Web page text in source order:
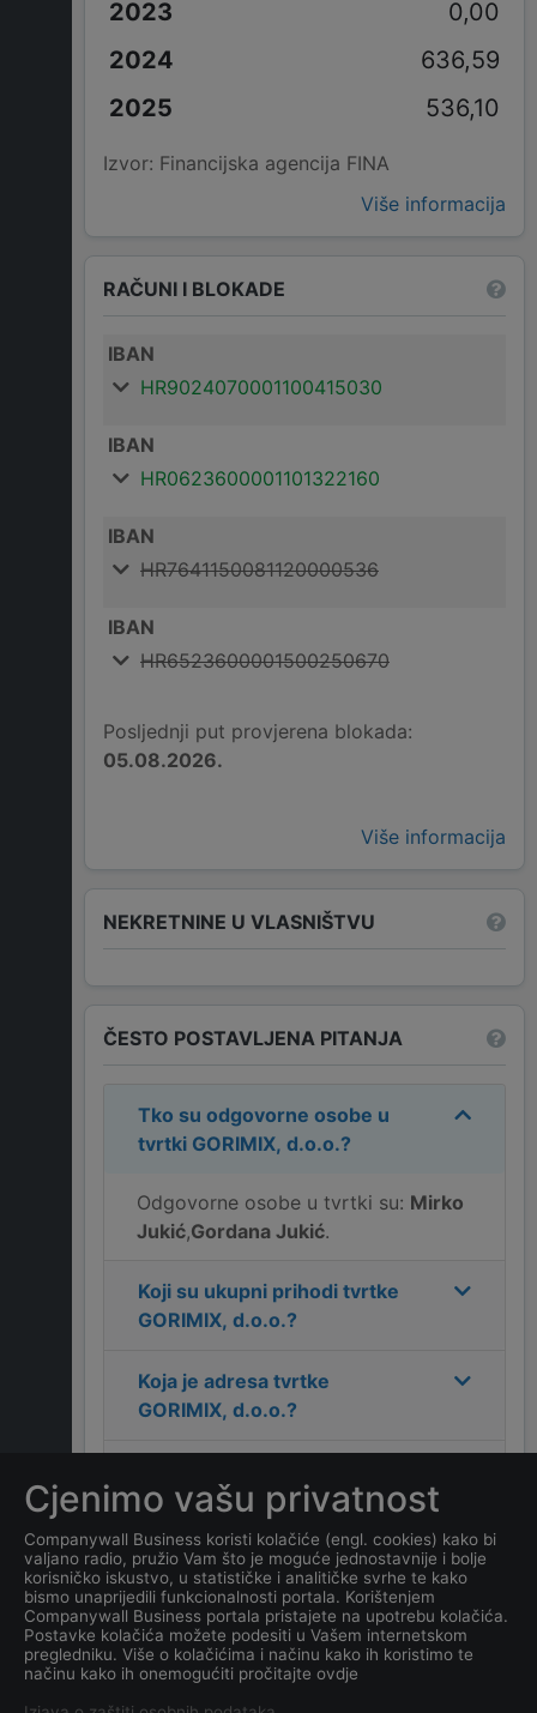
0,00
636,59
536,10
Izvor: Financijska agencija FINA
Više informacija
RAČUNI I BLOKADE
IBAN
HR9024070001100415030
IBAN
HR0623600001101322160
IBAN
HR7641150081120000536
IBAN
HR6523600001500250670
Posljednji put provjerena blokada:
05.08.2026.
Više informacija
NEKRETNINE U VLASNIŠTVU
ČESTO POSTAVLJENA PITANJA
Tko su odgovorne osobe u
tvrtki GORIMIX, d.o.o.?
Odgovorne osobe u tvrtki su: Mirko
Jukić,Gordana Jukić.
Koji su ukupni prihodi tvrtke
GORIMIX, d.o.o.?
Koja je adresa tvrtke
GORIMIX, d.o.o.?
GORIMIX, d.o.o. ?
Koliko ima zaposlenih
kompanijaGORIMIX, d.o.o.?
Koji je datum osnivanja
tvrtkeGORIMIX, d.o.o.?
Cjenimo vašu privatnost
Companywall Business koristi kolačiće (engl. cookies) kako bi
valjano radio, pružio Vam što je moguće jednostavnije i bolje
korisničko iskustvo, u statističke i analitičke svrhe te kako
bismo unaprijedili funkcionalnosti portala. Korištenjem
Companywall Business portala pristajete na upotrebu kolačića.
Postavke kolačića možete podesiti u Vašem internetskom
pregledniku. Više o kolačićima i načinu kako ih koristimo te
načinu kako ih onemogućiti pročitajte ovdje